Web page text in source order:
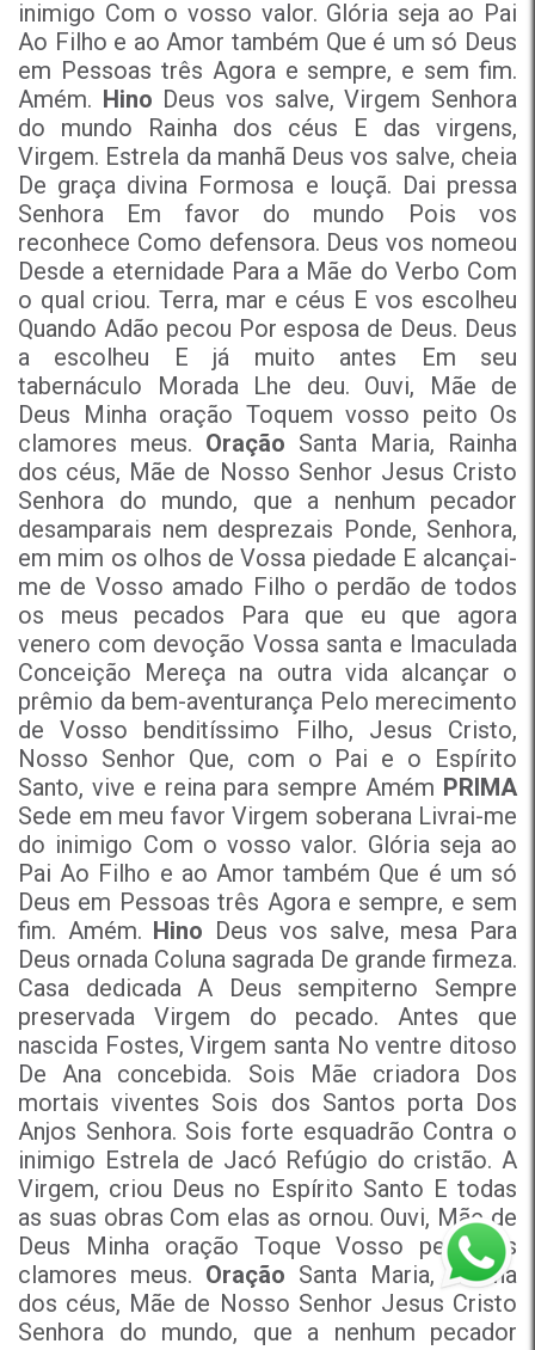
inimigo Com o vosso valor. Glória seja ao Pai
Ao Filho e ao Amor também Que é um só Deus
em Pessoas três Agora e sempre, e sem fim.
Amém. Hino Deus vos salve, Virgem Senhora
do mundo Rainha dos céus E das virgens,
Virgem. Estrela da manhã Deus vos salve, cheia
De graça divina Formosa e louçã. Dai pressa
Senhora Em favor do mundo Pois vos
reconhece Como defensora. Deus vos nomeou
Desde a eternidade Para a Mãe do Verbo Com
o qual criou. Terra, mar e céus E vos escolheu
Quando Adão pecou Por esposa de Deus. Deus
a escolheu E já muito antes Em seu
tabernáculo Morada Lhe deu. Ouvi, Mãe de
Deus Minha oração Toquem vosso peito Os
clamores meus. Oração Santa Maria, Rainha
dos céus, Mãe de Nosso Senhor Jesus Cristo
Senhora do mundo, que a nenhum pecador
desamparais nem desprezais Ponde, Senhora,
em mim os olhos de Vossa piedade E alcançai-
me de Vosso amado Filho o perdão de todos
os meus pecados Para que eu que agora
venero com devoção Vossa santa e Imaculada
Conceição Mereça na outra vida alcançar o
prêmio da bem-aventurança Pelo merecimento
de Vosso benditíssimo Filho, Jesus Cristo,
Nosso Senhor Que, com o Pai e o Espírito
Santo, vive e reina para sempre Amém PRIMA
Sede em meu favor Virgem soberana Livrai-me
do inimigo Com o vosso valor. Glória seja ao
Pai Ao Filho e ao Amor também Que é um só
Deus em Pessoas três Agora e sempre, e sem
fim. Amém. Hino Deus vos salve, mesa Para
Deus ornada Coluna sagrada De grande firmeza.
Casa dedicada A Deus sempiterno Sempre
preservada Virgem do pecado. Antes que
nascida Fostes, Virgem santa No ventre ditoso
De Ana concebida. Sois Mãe criadora Dos
mortais viventes Sois dos Santos porta Dos
Anjos Senhora. Sois forte esquadrão Contra o
inimigo Estrela de Jacó Refúgio do cristão. A
Virgem, criou Deus no Espírito Santo E todas
as suas obras Com elas as ornou. Ouvi, Mãe de
Deus Minha oração Toque Vosso peito Os
clamores meus. Oração Santa Maria, Rainha
dos céus, Mãe de Nosso Senhor Jesus Cristo
Senhora do mundo, que a nenhum pecador